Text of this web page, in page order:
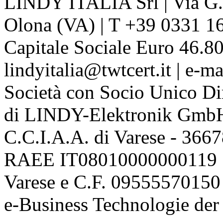
Olona (VA) | T +39 0331
Capitale Sociale Euro
lindyitalia@twtcert.it | e-
Società con Socio Unico
di LINDY-Elektronik
C.C.I.A.A. di Varese -
RAEE
Varese e C.F. 09555570150
e-Business Technologie